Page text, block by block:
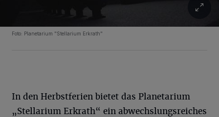
Foto: Planetarium "Stellarium Erkrath"
In den Herbstferien bietet das Planetarium
„Stellarium Erkrath“ ein abwechslungsreiches